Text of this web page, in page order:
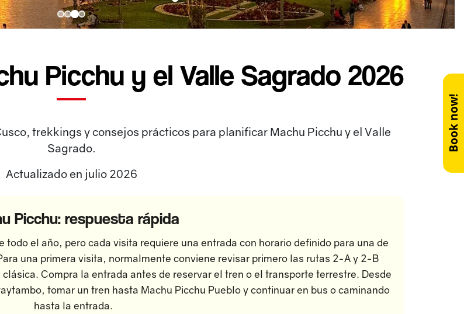
Book now!
Picchu y el Valle Sagrado 2026
trekkings y consejos prácticos para planificar Machu Picchu y el Valle
Sagrado.
Actualizado en julio 2026
Picchu: respuesta rápida
el año, pero cada visita requiere una entrada con horario definido para una de
una primera visita, normalmente conviene revisar primero las rutas 2-A y 2-B
Compra la entrada antes de reservar el tren o el transporte terrestre. Desde
tomar un tren hasta Machu Picchu Pueblo y continuar en bus o caminando
hasta la entrada.